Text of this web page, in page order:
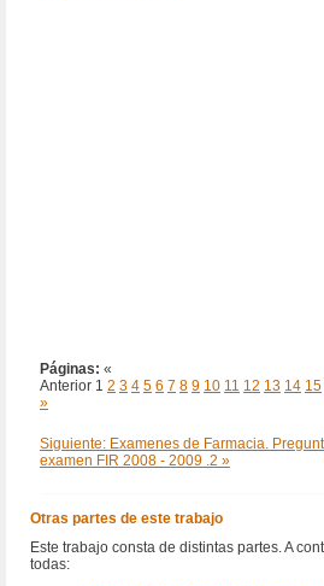
Páginas: «
Anterior 1 2 3 4 5 6 7 8 9 10 11 12 13 14 15
»
Siguiente: Examenes de Farmacia.
examen FIR 2008 - 2009 .2 »
Otras partes de este trabajo
Este trabajo consta de distintas partes. A
todas: